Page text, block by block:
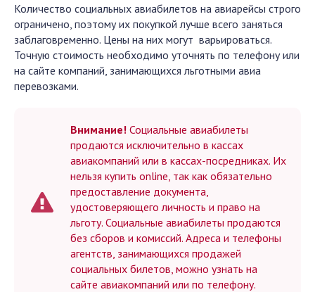
Количество социальных авиабилетов на авиарейсы строго
ограничено, поэтому их покупкой лучше всего заняться
заблаговременно. Цены на них могут варьироваться.
Точную стоимость необходимо уточнять по телефону или
на сайте компаний, занимающихся льготными авиа
перевозками.
Внимание! Социальные авиабилеты
продаются исключительно в кассах
авиакомпаний или в кассах-посредниках. Их
нельзя купить online , так как обязательно
предоставление документа,
удостоверяющего личность и право на
льготу. Социальные авиабилеты продаются
без сборов и комиссий. Адреса и телефоны
агентств, занимающихся продажей
социальных билетов, можно узнать на
сайте авиакомпаний или по телефону.